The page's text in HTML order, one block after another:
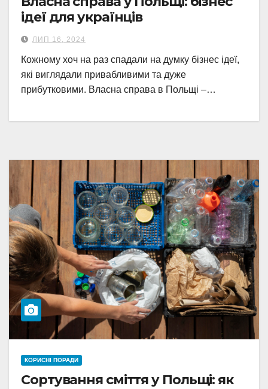
ідеї для українців
ЛИП 16, 2024
Кожному хоч на раз спадали на думку бізнес ідеї,
які виглядали привабливими та дуже
прибутковими. Власна справа в Польщі –…
КОРИСНІ ПОРАДИ
Сортування сміття у Польщі: як